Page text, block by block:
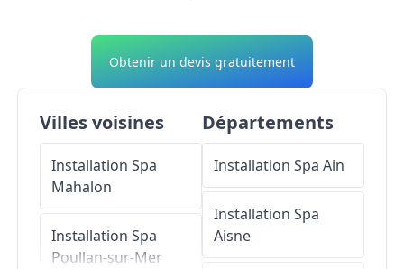
Obtenir un devis gratuitement
Villes voisines
Installation Spa
Mahalon
Installation Spa
Poullan-sur-Mer
Départements
Installation Spa Ain
Installation Spa
Aisne